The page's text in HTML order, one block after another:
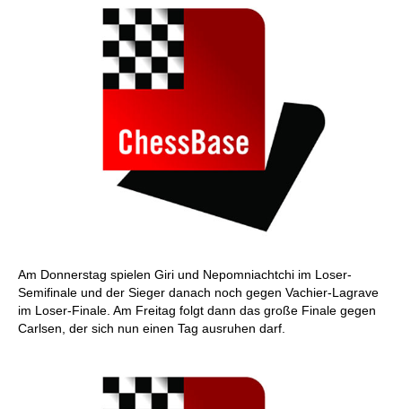
Am Donnerstag spielen Giri und Nepomniachtchi im Loser-
Semifinale und der Sieger danach noch gegen Vachier-Lagrave
im Loser-Finale. Am Freitag folgt dann das große Finale gegen
Carlsen, der sich nun einen Tag ausruhen darf.